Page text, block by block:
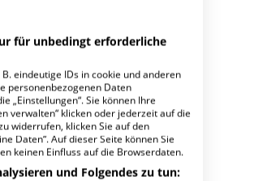
Grimmen?
für unbedingt erforderliche
eindeutige IDs in cookie und anderen
personenbezogenen Daten
„Einstellungen“. Sie können Ihre
verwalten“ klicken oder jederzeit auf die
widerrufen, klicken Sie auf den
Daten“. Auf dieser Seite können Sie
keinen Einfluss auf die Browserdaten.
und Folgendes zu tun: